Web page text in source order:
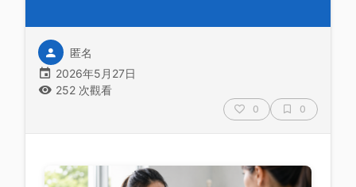
匿名
2026年5月27日
252 次觀看
0 0